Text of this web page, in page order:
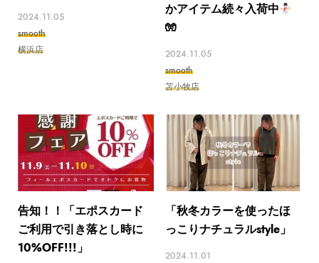
2024.11.05
smooth
横浜店
かアイテム続々入荷中
🧤
2024.11.05
smooth
苫小牧店
告知！！「エポスカード
ご利用で引き落とし時に
10%OFF!!!」
「秋冬カラーを使ったほ
っこりナチュラルstyle」
2024.11.01